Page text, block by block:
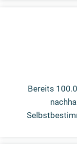
Bereits